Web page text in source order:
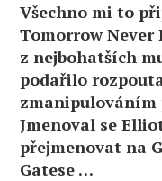
Všechno mi to
Tomorrow Never
z nejbohatších
podařilo
zmanipulováním
Jmenoval se
přejmenovat na
Gatese …